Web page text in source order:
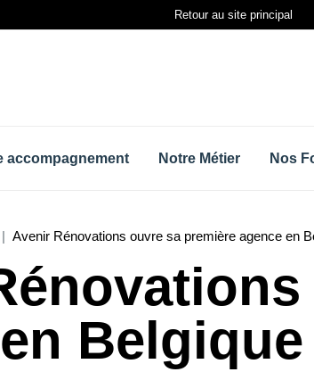
Retour au site principal
accompagnement Notre Métier Nos
Avenir Rénovations ouvre sa première agence en